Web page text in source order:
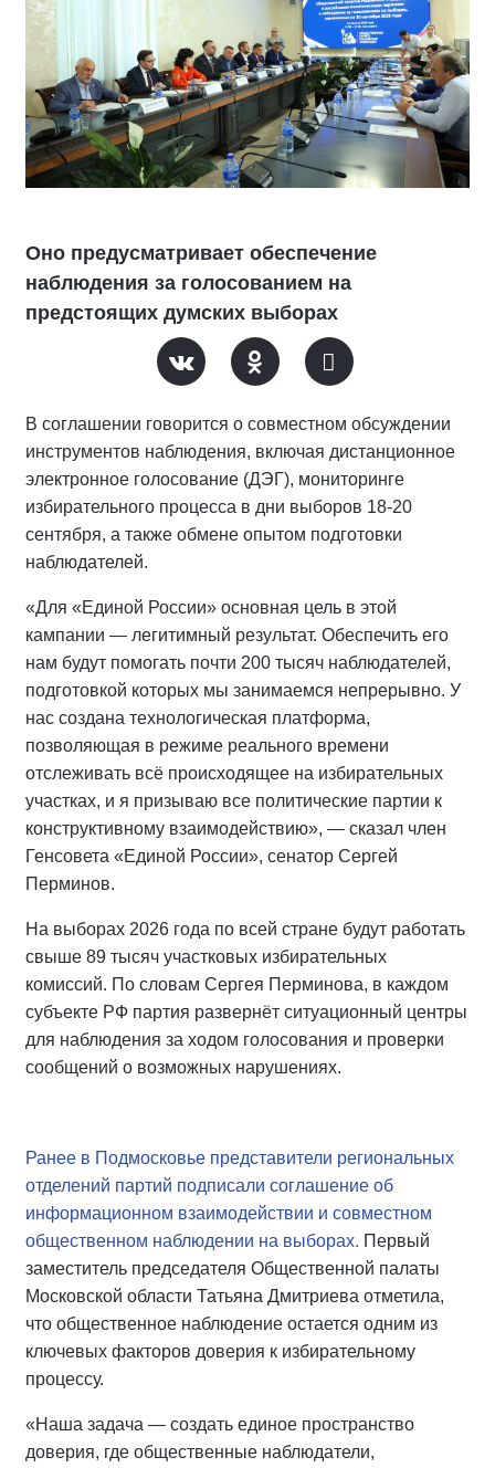
Оно предусматривает обеспечение
наблюдения за голосованием на
предстоящих думских выборах
В соглашении говорится о совместном обсуждении
инструментов наблюдения, включая дистанционное
электронное голосование (ДЭГ), мониторинге
избирательного процесса в дни выборов 18-20
сентября, а также обмене опытом подготовки
наблюдателей.
«Для «Единой России» основная цель в этой
кампании — легитимный результат. Обеспечить его
нам будут помогать почти 200 тысяч наблюдателей,
подготовкой которых мы занимаемся непрерывно. У
нас создана технологическая платформа,
позволяющая в режиме реального времени
отслеживать всё происходящее на избирательных
участках, и я призываю все политические партии к
конструктивному взаимодействию», — сказал член
Генсовета «Единой России», сенатор Сергей
Перминов.
На выборах 2026 года по всей стране будут работать
свыше 89 тысяч участковых избирательных
комиссий. По словам Сергея Перминова, в каждом
субъекте РФ партия развернёт ситуационный центры
для наблюдения за ходом голосования и проверки
сообщений о возможных нарушениях.
Ранее в Подмосковье представители региональных
отделений партий подписали соглашение об
информационном взаимодействии и совместном
общественном наблюдении на выборах. Первый
заместитель председателя Общественной палаты
Московской области Татьяна Дмитриева отметила,
что общественное наблюдение остается одним из
ключевых факторов доверия к избирательному
процессу.
«Наша задача — создать единое пространство
доверия, где общественные наблюдатели,